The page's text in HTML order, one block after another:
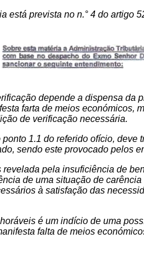
está prevista no n.° 4 do artigo
depende a dispensa da
farta de meios económicos,
de verificação necessária.
1.1 do referido ofício,
sendo este provocado pelos
pela insuficiência de
de uma situação de
à satisfação das
é um indício de uma
falta de meios